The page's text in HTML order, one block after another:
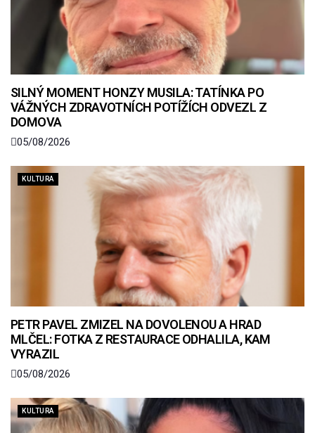
SILNÝ MOMENT HONZY MUSILA: TATÍNKA PO
VÁŽNÝCH ZDRAVOTNÍCH POTÍŽÍCH ODVEZL Z
DOMOVA
05/08/2026
KULTURA
PETR PAVEL ZMIZEL NA DOVOLENOU A HRAD
MLČEL: FOTKA Z RESTAURACE ODHALILA, KAM
VYRAZIL
05/08/2026
KULTURA